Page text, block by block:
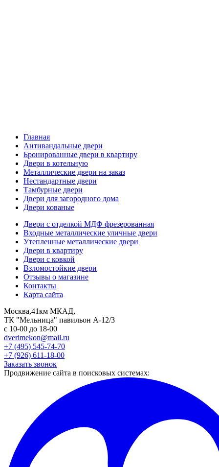
Главная
Антивандальные двери
Бронированные двери в квартиру
Двери в котельную
Металлические двери на заказ
Нестандартные двери
Тамбурные двери
Двери для загородного дома
Двери кованые
Двери с отделкой МДФ фрезерованная
Входные металлические уличные двери
Утепленные металлические двери
Двери в квартиру
Двери с ковкой
Взломостойкие двери
Отзывы о магазине
Контакты
Карта сайта
Москва,41км МКАД,
ТК "Мельница" павильон А-12/3
с 10-00 до 18-00
dverimekon@mail.ru
+7 (495) 545-74-70
+7 (926) 611-18-00
Заказать звонок
Продвижение сайта в поисковых системах: